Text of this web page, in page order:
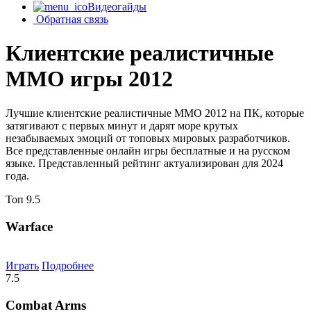
Видеогайды
Обратная связь
Клиентские реалистичные
MMO игры 2012
Лучшие клиентские реалистичные MMO 2012 на ПК, которые
затягивают с первых минут и дарят море крутых
незабываемых эмоций от топовых мировых разработчиков.
Все представленные онлайн игры бесплатные и на русском
языке. Представленный рейтинг актуализирован для 2024
года.
Топ 9.5
Warface
Играть Подробнее
7.5
Combat Arms